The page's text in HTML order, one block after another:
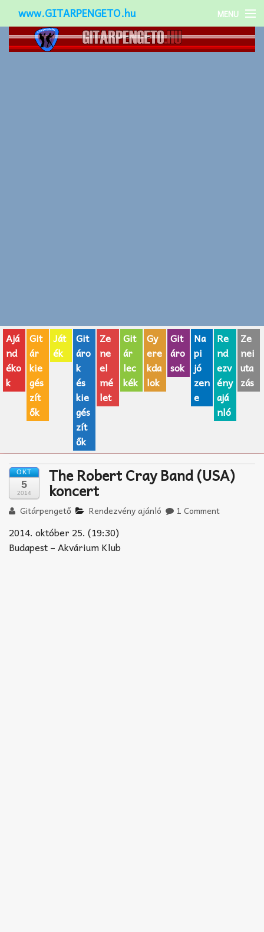
www.GITARPENGETO.hu MENU
Népszerű-
AJÁNDÉK ÖTLETEK
Vicces
GITÁR MÁRKÁK
TOP100 nóta
Zeneiskolák
Zeneszerzés alapjai
Akkord-kotta
TABok
Ajá
nd
éko
k
Git
ár
kie
gés
zít
ők
Ját
ék
Git
áro
k
és
kie
gés
zít
ők
Ze
ne
el
mé
let
Git
ár
lec
kék
Gy
ere
kda
lok
Git
áro
sok
Na
pi
jó
zen
e
Re
nd
ezv
ény
ajá
nló
Ze
nei
uta
zás
OKT
5
2014
The Robert Cray Band (USA)
koncert
Gitárpengető Rendezvény ajánló 1 Comment
2014. október 25. (19:30)
Budapest – Akvárium Klub